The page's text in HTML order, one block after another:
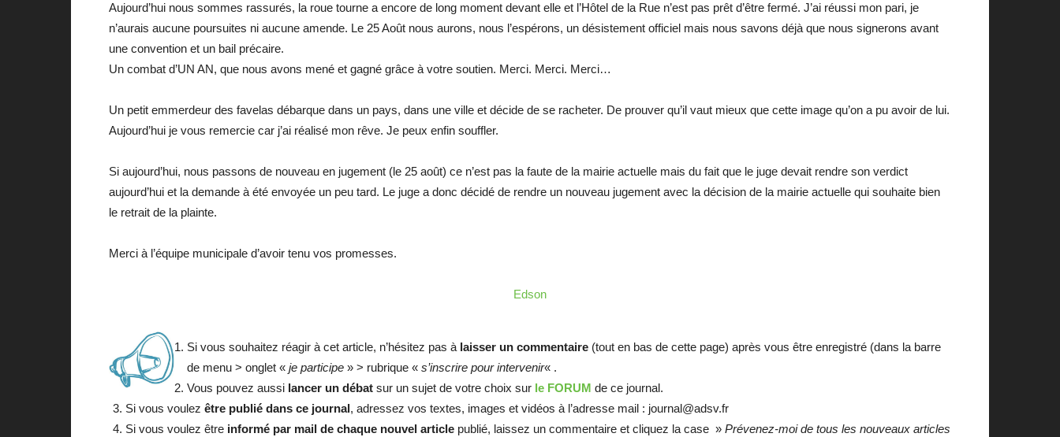
Aujourd’hui nous sommes rassurés, la roue tourne a encore de long moment devant elle et l’Hôtel de la Rue n’est pas prêt d’être fermé. J’ai réussi mon pari, je
n’aurais aucune poursuites ni aucune amende. Le 25 Août nous aurons, nous l’espérons, un désistement officiel mais nous savons déjà que nous signerons avant
une convention et un bail précaire.
Un combat d’UN AN, que nous avons mené et gagné grâce à votre soutien. Merci. Merci. Merci…
Un petit emmerdeur des favelas débarque dans un pays, dans une ville et décide de se racheter. De prouver qu’il vaut mieux que cette image qu’on a pu avoir de lui.
Aujourd’hui je vous remercie car j’ai réalisé mon rêve. Je peux enfin souffler.
Si aujourd’hui, nous passons de nouveau en jugement (le 25 août) ce n’est pas la faute de la mairie actuelle mais du fait que le juge devait rendre son verdict
aujourd’hui et la demande à été envoyée un peu tard. Le juge a donc décidé de rendre un nouveau jugement avec la décision de la mairie actuelle qui souhaite bien
le retrait de la plainte.
Merci à l’équipe municipale d’avoir tenu vos promesses.
Edson
Si vous souhaitez réagir à cet article, n’hésitez pas à laisser un commentaire (tout en bas de cette page) après vous être enregistré (dans la barre
de menu > onglet « je participe » > rubrique « s’inscrire pour intervenir« .
Vous pouvez aussi lancer un débat sur un sujet de votre choix sur le FORUM de ce journal.
Si vous voulez être publié dans ce journal, adressez vos textes, images et vidéos à l’adresse mail : journal@adsv.fr
Si vous voulez être informé par mail de chaque nouvel article publié, laissez un commentaire et cliquez la case » Prévenez-moi de tous les nouveaux articles